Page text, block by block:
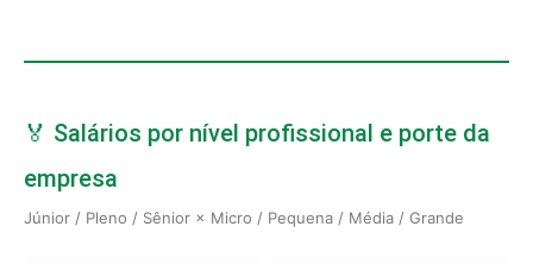
🏅 Salários por nível profissional e porte da
empresa
Júnior / Pleno / Sênior × Micro / Pequena / Média / Grande